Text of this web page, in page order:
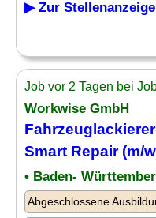
▶ Zur Stellenanzeige
Job vor 2 Tagen bei
Workwise GmbH
Smart Repair(m/
• Baden-
Abgeschlossene